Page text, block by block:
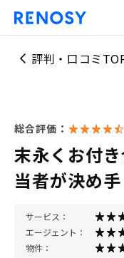
評判・口コミ
総合評価：
末永くお付
当者が決め手
サービス：
エージェント：
物件：